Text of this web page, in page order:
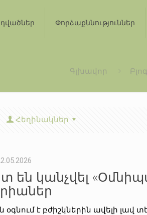
Փորձաքննություններ
Գլխավոր Բլոգ
Հեղինակներ
են կանչվել
օգնում է բժիշկներին ավելի լավ